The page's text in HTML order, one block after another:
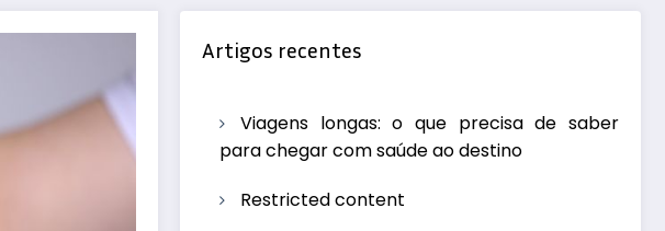
Artigos recentes
Viagens longas: o que precisa de saber
para chegar com saúde ao destino
Restricted content